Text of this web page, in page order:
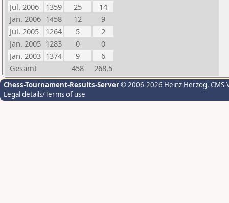
Jul. 2006
1359 25
14
Jan. 2006 1458 12
9
Jul. 2005
1264 5
2
Jan. 2005 1283 0
0
Jan. 2003 1374 9
6
Gesamt
458 268,5
Chess-Tournament-Results-Server© 2006-2026 Heinz Herzog,
Legal details/Terms of use